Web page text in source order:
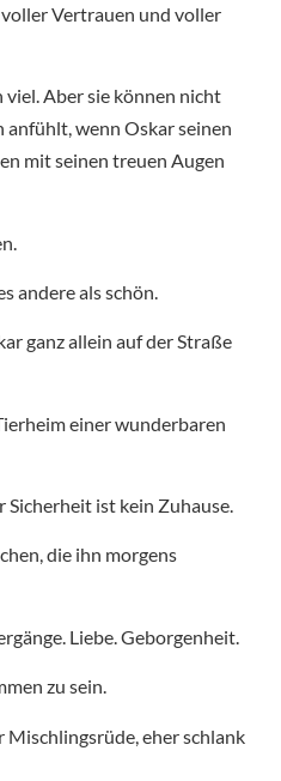
Vertrauen und voller
viel. Aber sie können nicht
anfühlt, wenn Oskar seinen
mit seinen treuen Augen
andere als schön.
ganz allein auf der Straße
einer wunderbaren
ist kein Zuhause.
die ihn morgens
Liebe. Geborgenheit.
zu sein.
eher schlank